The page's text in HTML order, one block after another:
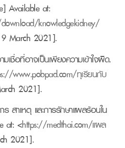
Available at:
knowledgekidney/
March 2021].
เชื่อที่อาจเป็นเพียงความเข้าใจผิด.
www.pobpad.com/ทุเรียนกับ
2021].
สาเหตุ และการรักษาแผลร้อนใน
at: <https://medthai.com/แผล
2021].